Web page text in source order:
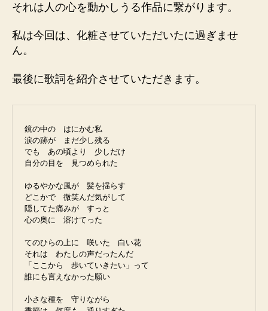
それは人の心を動かしうる作品に繋がります。
私は今回は、化粧させていただいたに過ぎませ
ん。
最後に歌詞を紹介させていただきます。
鏡の中の　はにかむ私
涙の跡が　まだ少し残る
でも　あの頃より　少しだけ
自分の目を　見つめられた
ゆるやかな風が　髪を揺らす
どこかで　微笑んだ気がして
隠してた痛みが　すっと
心の奥に　溶けてった
てのひらの上に　咲いた　白い花
それは　わたしの声だったんだ
「ここから　歩いていきたい」って
誰にも言えなかった願い
小さな種を　守りながら